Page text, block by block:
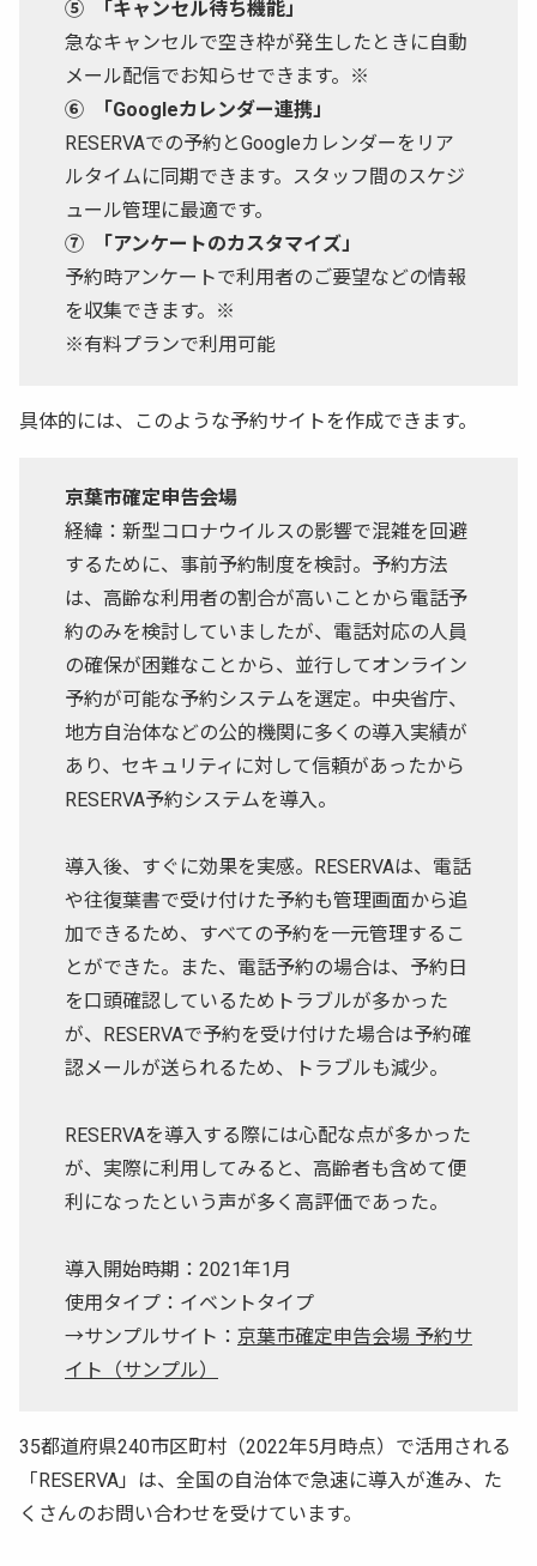
⑤ 「キャンセル待ち機能」
急なキャンセルで空き枠が発生したときに自動
メール配信でお知らせできます。
※
⑥ 「Googleカレンダー連携」
RESERVAでの予約とGoogleカレンダーをリア
ルタイムに同期できます。スタッフ間のスケジ
ュール管理に最適です。
⑦ 「アンケートのカスタマイズ」
予約時アンケートで利用者のご要望などの情報
を収集できます。※
※有料プランで利用可能
具体的には、このような予約サイトを作成できます。
京葉市確定申告会場
経緯：新型コロナウイルスの影響で混雑を回避
するために、事前予約制度を検討。予約方法
は、高齢な利用者の割合が高いことから電話予
約のみを検討していましたが、電話対応の人員
の確保が困難なことから、並行してオンライン
予約が可能な予約システムを選定。中央省庁、
地方自治体などの公的機関に多くの導入実績が
あり、セキュリティに対して信頼があったから
RESERVA予約システムを導入。
導入後、すぐに効果を実感。RESERVAは、電話
や往復葉書で受け付けた予約も管理画面から追
加できるため、すべての予約を一元管理するこ
とができた。また、電話予約の場合は、予約日
を口頭確認しているためトラブルが多かった
が、RESERVAで予約を受け付けた場合は予約確
認メールが送られるため、トラブルも減少。
RESERVAを導入する際には心配な点が多かった
が、実際に利用してみると、高齢者も含めて便
利になったという声が多く高評価であった。
導入開始時期：2021年1月
使用タイプ：イベントタイプ
→サンプルサイト： 京葉市確定申告会場 予約サ
イト（サンプル）
35都道府県240市区町村（2022年5月時点）で活用される
「RESERVA」は、全国の自治体で急速に導入が進み、た
くさんのお問い合わせを受けています。